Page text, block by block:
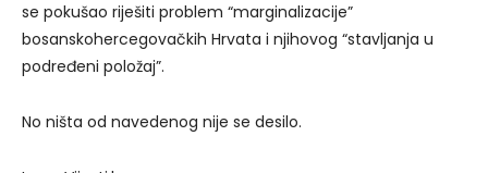
se pokušao riješiti problem “marginalizacije”
bosanskohercegovačkih Hrvata i njihovog “stavljanja u
podređeni položaj”.
No ništa od navedenog nije se desilo.